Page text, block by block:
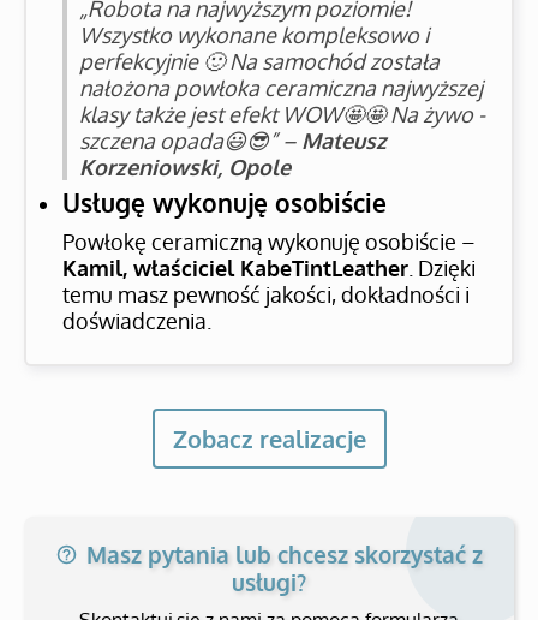
„Robota na najwyższym poziomie!
Wszystko wykonane kompleksowo i
perfekcyjnie 🙂 Na samochód została
nałożona powłoka ceramiczna najwyższej
klasy także jest efekt WOW🤩🤩 Na żywo -
szczena opada😃😎” – Mateusz
Korzeniowski, Opole
Usługę wykonuję osobiście
Powłokę ceramiczną wykonuję osobiście –
Kamil, właściciel KabeTintLeather . Dzięki
temu masz pewność jakości, dokładności i
doświadczenia.
Zobacz realizacje
Masz pytania lub chcesz skorzystać z
usługi?